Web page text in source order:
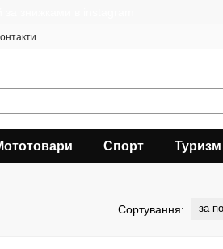
Спорт Туризм
Сортування: за